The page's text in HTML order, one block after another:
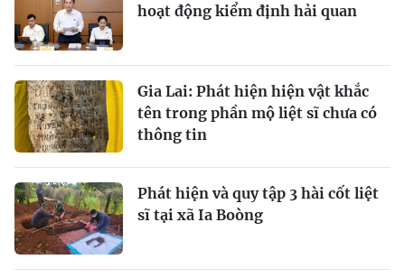
hoạt động kiểm định hải quan
Gia Lai: Phát hiện hiện vật khắc
tên trong phần mộ liệt sĩ chưa có
thông tin
Phát hiện và quy tập 3 hài cốt liệt
sĩ tại xã Ia Boòng